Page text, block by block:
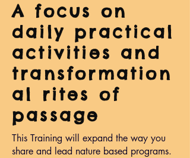
A focus on
daily practical
activities and
transformation
al rites of
passage
This Training will expand the way you
share and lead nature based programs.